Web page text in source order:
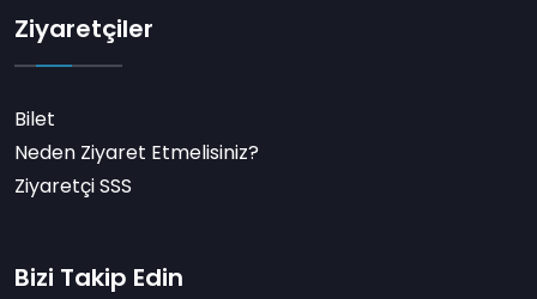
Ziyaretçiler
Bilet
Neden Ziyaret Etmelisiniz?
Ziyaretçi SSS
Bizi Takip Edin